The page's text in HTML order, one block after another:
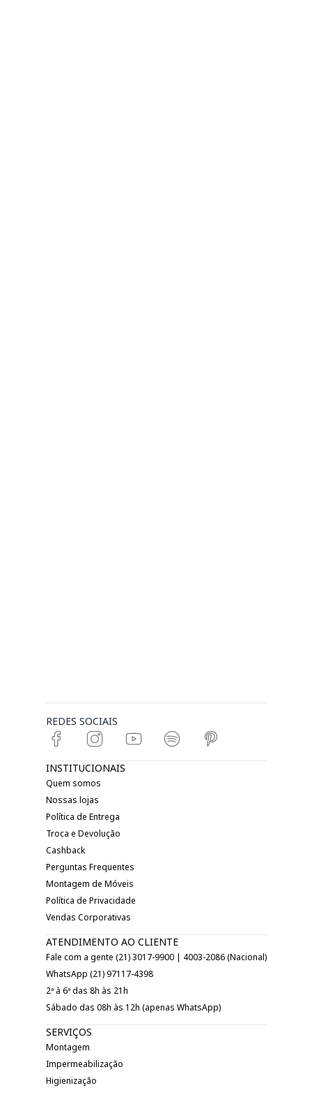
REDES SOCIAIS
INSTITUCIONAIS
Quem somos
Nossas lojas
Política de Entrega
Troca e Devolução
Cashback
Perguntas Frequentes
Montagem de Móveis
Política de Privacidade
Vendas Corporativas
ATENDIMENTO AO CLIENTE
Fale com a gente (21) 3017-9900 | 4003-2086 (Nacional)
WhatsApp (21) 97117-4398
2ª à 6ª das 8h às 21h
Sábado das 08h às 12h (apenas WhatsApp)
SERVIÇOS
Montagem
Impermeabilização
Higienização